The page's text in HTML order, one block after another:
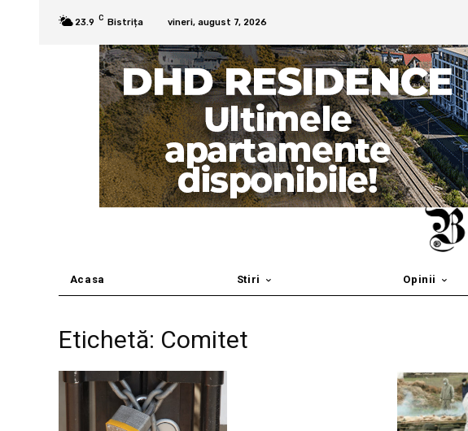
23.9 C Bistrița vineri, august 7, 2026
Acasa Stiri Opinii
Etichetă: Comitet